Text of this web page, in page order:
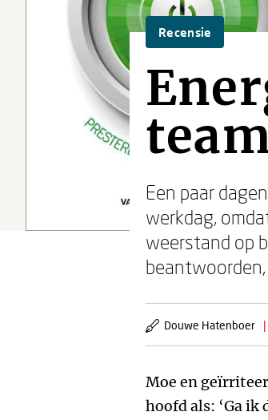
Recensie
Een paar
werkdag,
weerstand op
Douwe Hatenboer |
Moe en
hoofd als: ‘Ga ik